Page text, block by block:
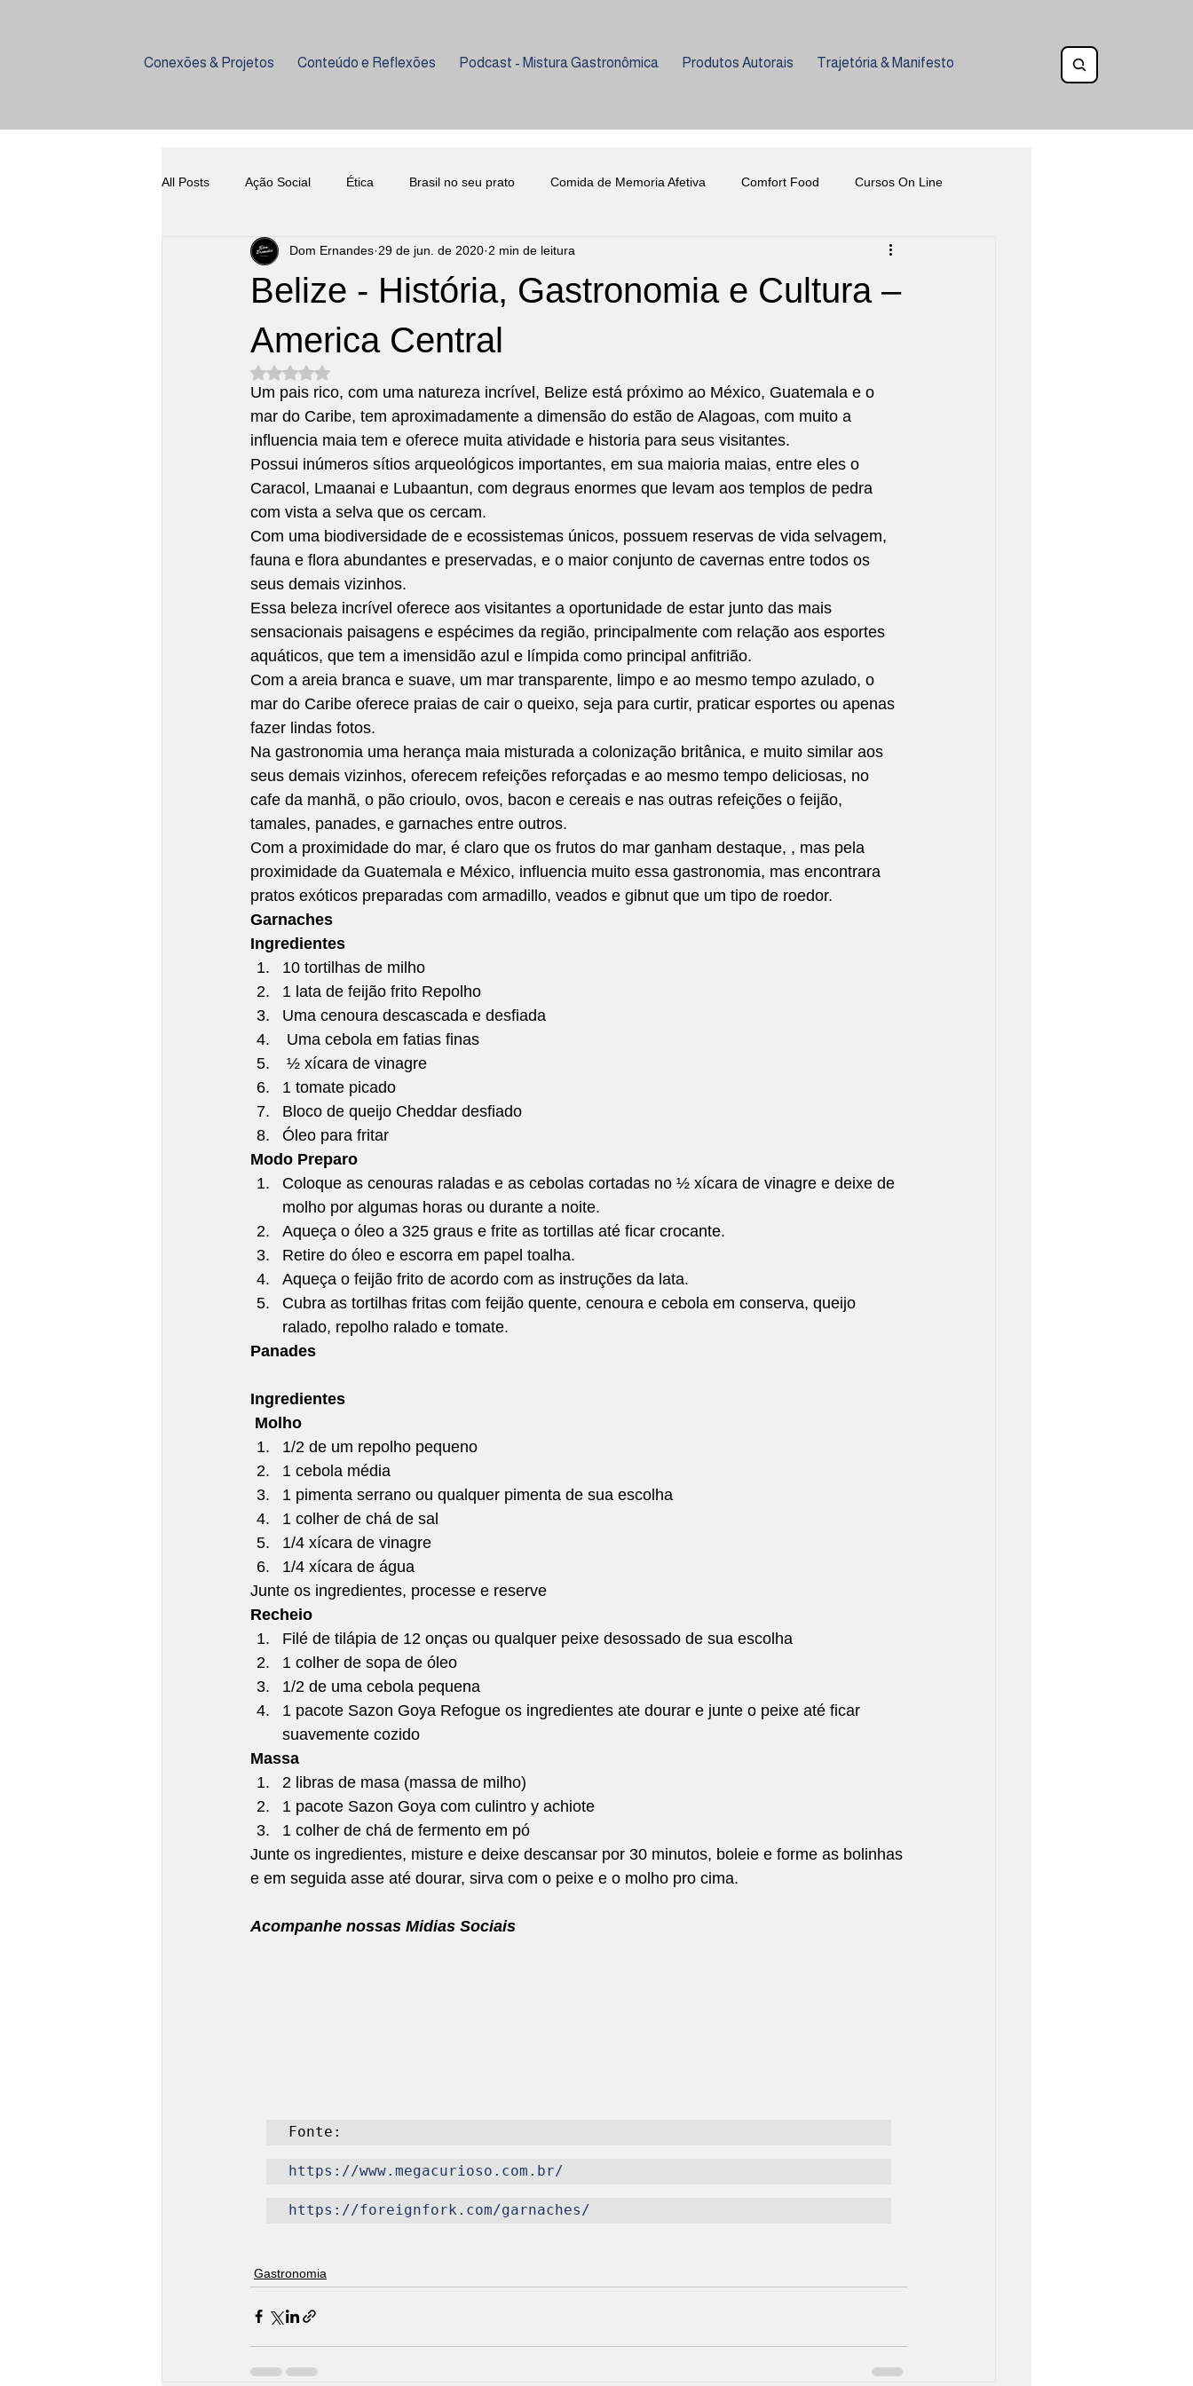
Conexões & Projetos Conteúdo e Reflexões Podcast - Mistura Gastronômica Produtos Autorais Trajetória & Manifesto
All Posts Ação Social Ética Brasil no seu prato Comida de Memoria Afetiva Comfort Food Cursos On Line
Empreendedorismo Coquetelaria Curiosidades Evento Beneficente Gastronomia Inclusiva
Harmonização História do Vinho Lançamento Livro Gastronomia
Gastronomia Eventos Universidade Metodista Universidade Senac Enologia Coquetelaria
Comfort Food Slow Food Empreendedorismo Marmitas que Transformam
Belize - História, Gastronomia e Cultura –
America Central
Dom Ernandes 29 de jun. de 2020 2 min de leitura
Avaliado com NaN de 5 estrelas.
Um pais rico, com uma natureza incrível, Belize está próximo ao México, Guatemala e o
mar do Caribe, tem aproximadamente a dimensão do estão de Alagoas, com muito a
influencia maia tem e oferece muita atividade e historia para seus visitantes.
Possui inúmeros sítios arqueológicos importantes, em sua maioria maias, entre eles o
Caracol, Lmaanai e Lubaantun, com degraus enormes que levam aos templos de pedra
com vista a selva que os cercam.
Com uma biodiversidade de e ecossistemas únicos, possuem reservas de vida selvagem,
fauna e flora abundantes e preservadas, e o maior conjunto de cavernas entre todos os
seus demais vizinhos.
Essa beleza incrível oferece aos visitantes a oportunidade de estar junto das mais
sensacionais paisagens e espécimes da região, principalmente com relação aos esportes
aquáticos, que tem a imensidão azul e límpida como principal anfitrião.
Com a areia branca e suave, um mar transparente, limpo e ao mesmo tempo azulado, o
mar do Caribe oferece praias de cair o queixo, seja para curtir, praticar esportes ou apenas
fazer lindas fotos.
Na gastronomia uma herança maia misturada a colonização britânica, e muito similar aos
seus demais vizinhos, oferecem refeições reforçadas e ao mesmo tempo deliciosas, no
cafe da manhã, o pão crioulo, ovos, bacon e cereais e nas outras refeições o feijão,
tamales, panades, e garnaches entre outros.
Com a proximidade do mar, é claro que os frutos do mar ganham destaque, , mas pela
proximidade da Guatemala e México, influencia muito essa gastronomia, mas encontrara
pratos exóticos preparadas com armadillo, veados e gibnut que um tipo de roedor.
Garnaches
Ingredientes
10 tortilhas de milho
1 lata de feijão frito Repolho
Uma cenoura descascada e desfiada
Uma cebola em fatias finas
½ xícara de vinagre
1 tomate picado
Bloco de queijo Cheddar desfiado
Óleo para fritar
Modo Preparo
Coloque as cenouras raladas e as cebolas cortadas no ½ xícara de vinagre e deixe de
molho por algumas horas ou durante a noite.
Aqueça o óleo a 325 graus e frite as tortillas até ficar crocante.
Retire do óleo e escorra em papel toalha.
Aqueça o feijão frito de acordo com as instruções da lata.
Cubra as tortilhas fritas com feijão quente, cenoura e cebola em conserva, queijo
ralado, repolho ralado e tomate.
Panades
Ingredientes
Molho
1/2 de um repolho pequeno
1 cebola média
1 pimenta serrano ou qualquer pimenta de sua escolha
1 colher de chá de sal
1/4 xícara de vinagre
1/4 xícara de água
Junte os ingredientes, processe e reserve
Recheio
Filé de tilápia de 12 onças ou qualquer peixe desossado de sua escolha
1 colher de sopa de óleo
1/2 de uma cebola pequena
1 pacote Sazon Goya Refogue os ingredientes ate dourar e junte o peixe até ficar
suavemente cozido
Massa
2 libras de masa (massa de milho)
1 pacote Sazon Goya com culintro y achiote
1 colher de chá de fermento em pó
Junte os ingredientes, misture e deixe descansar por 30 minutos, boleie e forme as bolinhas
e em seguida asse até dourar, sirva com o peixe e o molho pro cima.
Acompanhe nossas Midias Sociais
Fonte:
https://www.megacurioso.com.br/
https://foreignfork.com/garnaches/
Gastronomia